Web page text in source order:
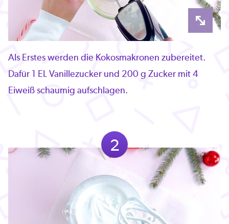
Als Erstes werden die Kokosmakronen zubereitet.
Dafür 1 EL Vanillezucker und 200 g Zucker mit 4
Eiweiß schaumig aufschlagen.
2